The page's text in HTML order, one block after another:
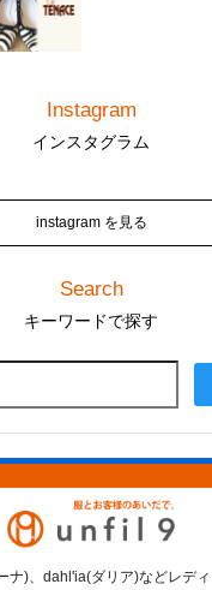
Instagram
インスタグラム
instagram を見る
Search
キーワードで探す
ナ)、dahl'ia(ダリア)などレデ